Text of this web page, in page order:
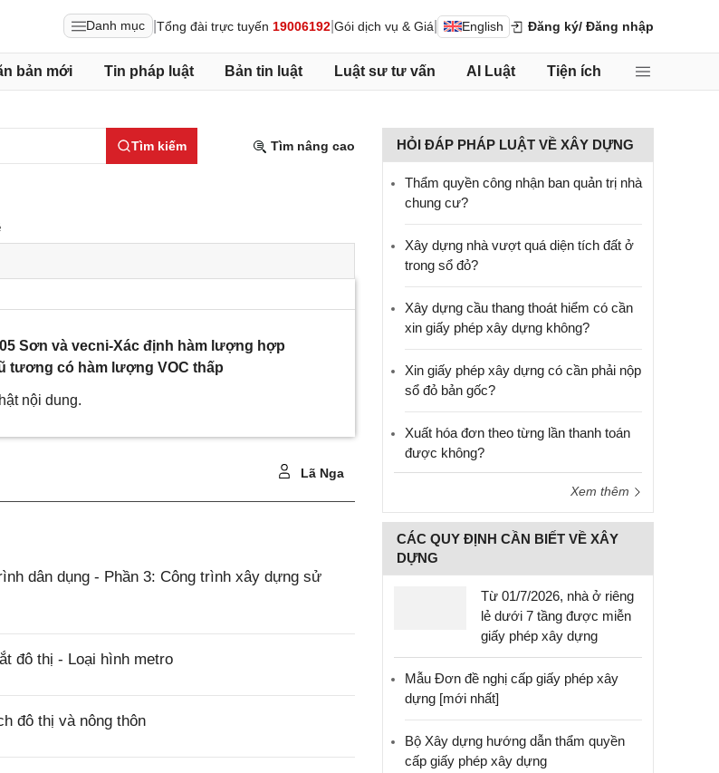
Danh mục Tổng đài trực tuyến 19006192 Gói dịch vụ & Giá English Đăng ký/ Đăng nhập
bản mới Tin pháp luật Bản tin luật Luật sư tư vấn AI Luật Tiện ích
Tìm kiếm Tìm nâng cao
Sơn và vecni-Xác định hàm lượng hợp
tương có hàm lượng VOC thấp
nội dung.
Lã Nga
dân dụng - Phần 3: Công trình xây dựng sử
đô thị - Loại hình metro
đô thị và nông thôn
HỎI ĐÁP PHÁP LUẬT VỀ XÂY DỰNG
Thẩm quyền công nhận ban quản trị nhà
chung cư?
Xây dựng nhà vượt quá diện tích đất ở
trong sổ đỏ?
Xây dựng cầu thang thoát hiểm có cần
xin giấy phép xây dựng không?
Xin giấy phép xây dựng có cần phải nộp
sổ đỏ bản gốc?
Xuất hóa đơn theo từng lần thanh toán
được không?
Xem thêm
CÁC QUY ĐỊNH CẦN BIẾT VỀ XÂY
DỰNG
Từ 01/7/2026, nhà ở riêng
lẻ dưới 7 tầng được miễn
giấy phép xây dựng
Mẫu Đơn đề nghị cấp giấy phép xây
dựng [mới nhất]
Bộ Xây dựng hướng dẫn thẩm quyền
cấp giấy phép xây dựng